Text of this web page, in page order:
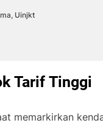
, Uinjkt
Tarif Tinggi
memarkirkan